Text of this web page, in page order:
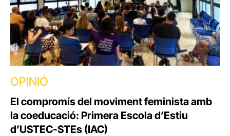
OPINIÓ
El compromís del moviment feminista amb
la coeducació: Primera Escola d’Estiu
d’USTEC-STEs (IAC)